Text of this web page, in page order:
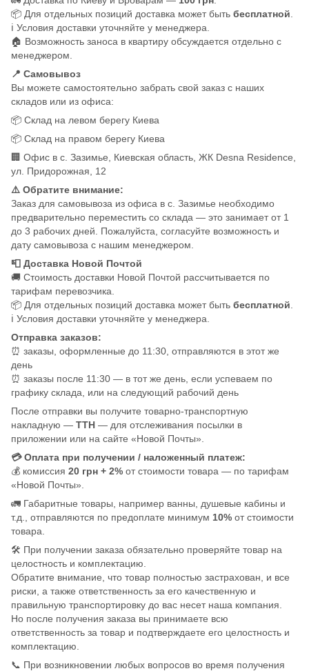
📦 Для отдельных позиций доставка может быть бесплатной
ℹ️ Условия доставки уточняйте у менеджера.
🏠 Возможность заноса в квартиру обсуждается отдельно с
менеджером.
📍 Самовывоз
Вы можете самостоятельно забрать свой заказ с наших
складов или из офиса:
📦 Склад на левом берегу Киева
📦 Склад на правом берегу Киева
🏢 Офис в с. Зазимье, Киевская область, ЖК Desna Residence,
ул. Придорожная, 12
⚠️ Обратите внимание:
Заказ для самовывоза из офиса в с. Зазимье необходимо
предварительно переместить со склада — это занимает от 1
до 3 рабочих дней. Пожалуйста, согласуйте возможность и
дату самовывоза с нашим менеджером.
📮 Доставка Новой Почтой
🚚 Стоимость доставки Новой Почтой рассчитывается по
тарифам перевозчика.
📦 Для отдельных позиций доставка может быть бесплатной
ℹ️ Условия доставки уточняйте у менеджера.
Отправка заказов:
⏰ заказы, оформленные до 11:30, отправляются в этот же
день
⏰ заказы после 11:30 — в тот же день, если успеваем по
графику склада, или на следующий рабочий день
После отправки вы получите товарно-транспортную
накладную — ТТН — для отслеживания посылки в
приложении или на сайте «Новой Почты».
💳 Оплата при получении / наложенный платеж:
💰 комиссия 20 грн + 2% от стоимости товара — по тарифам
«Новой Почты».
🚛 Габаритные товары, например ванны, душевые кабины и
т.д., отправляются по предоплате минимум 10% от стоимости
товара.
🛠️ При получении заказа обязательно проверяйте товар на
целостность и комплектацию.
Обратите внимание, что товар полностью застрахован, и все
риски, а также ответственность за его качественную и
правильную транспортировку до вас несет наша компания.
Но после получения заказа вы принимаете всю
ответственность за товар и подтверждаете его целостность и
комплектацию.
📞 При возникновении любых вопросов во время получения